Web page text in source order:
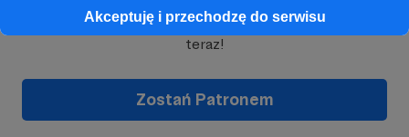
Akceptuję i przechodzę do serwisu
Wesprzyj działalność AutoraMarcin Ogdowski
teraz!
Zostań Patronem